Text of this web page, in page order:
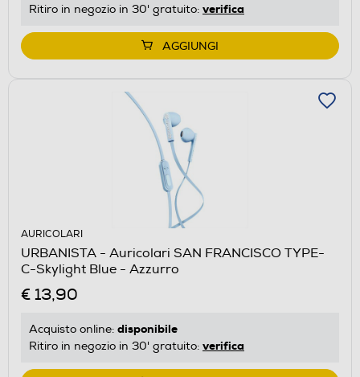
Ritiro in negozio in 30' gratuito: verifica
AGGIUNGI
AURICOLARI
URBANISTA - Auricolari SAN FRANCISCO TYPE-
C-Skylight Blue - Azzurro
€ 13,90
Acquisto online: disponibile
Ritiro in negozio in 30' gratuito: verifica